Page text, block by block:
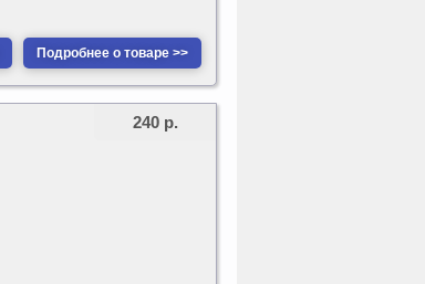
Подробнее о товаре >>
240 р.